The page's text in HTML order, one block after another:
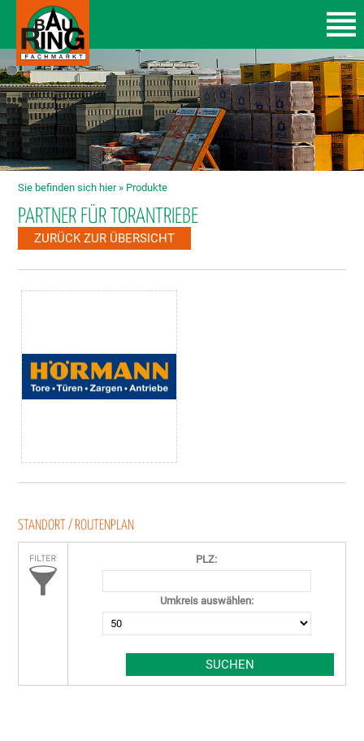
Sie befinden sich hier » Produkte
ZURÜCK ZUR ÜBERSICHT
PARTNER FÜR TORANTRIEBE
STANDORT / ROUTENPLAN
PLZ:
Umkreis auswählen: